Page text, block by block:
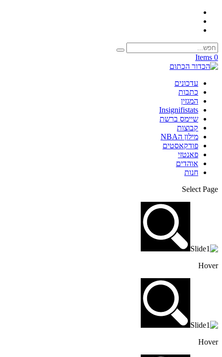
0 Items
עדכונים
כתבות
המגזין
Insignifistats
שיימס ברשת
קבוצות
מילון הNBA
פודקאסטים
פאנטזי
אוהדים
חנות
Select Page
Hover
Hover